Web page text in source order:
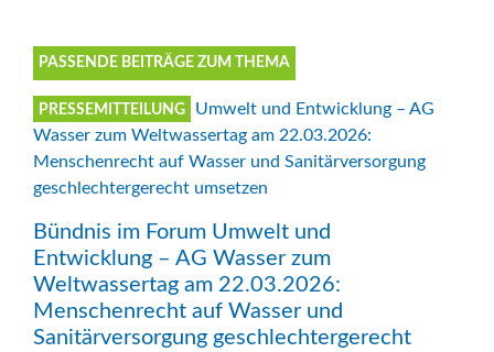
PASSENDE BEITRÄGE ZUM THEMA
PRESSEMITTEILUNG
Bündnis im Forum Umwelt und
Entwicklung – AG Wasser zum
Weltwassertag am 22.03.2026:
Menschenrecht auf Wasser und
Sanitärversorgung geschlechtergerecht